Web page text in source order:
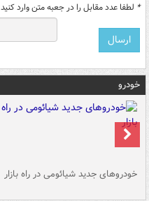
* لطفا عدد مقابل را در جعبه متن وارد کنید
خودرو
خودروهای جدید شیائومی در راه بازار